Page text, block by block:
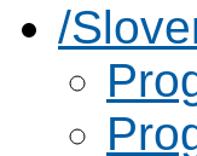
/